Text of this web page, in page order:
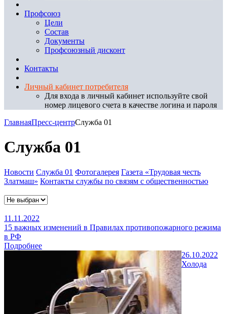
Профсоюз
Цели
Состав
Документы
Профсоюзный дисконт
Контакты
Личный кабинет потребителя
Для входа в личный кабинет используйте свой
номер лицевого счета в качестве логина и пароля
ГлавнаяПресс-центрСлужба 01
Служба 01
Новости Служба 01 Фотогалерея Газета «Трудовая честь
Златмаш» Контакты службы по связям с общественностью
11.11.2022
15 важных изменений в Правилах противопожарного режима
в РФ
Подробнее
26.10.2022
Холода